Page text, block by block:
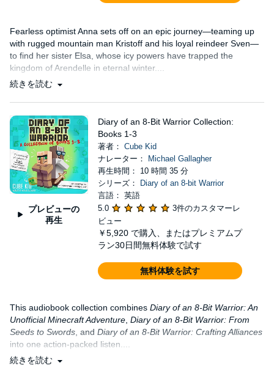
Fearless optimist Anna sets off on an epic journey—teaming up
with rugged mountain man Kristoff and his loyal reindeer Sven—
to find her sister Elsa, whose icy powers have trapped the
kingdom of Arendelle in eternal winter....
続きを読む
プレビューの
再生
Diary of an 8-Bit Warrior Collection:
Books 1-3
著者： Cube Kid
ナレーター：
Michael Gallagher
再生時間： 10 時間 35 分
シリーズ：
Diary of an 8-bit Warrior
言語： 英語
5.0
3件のカスタマーレ
ビュー
￥5,920 で購入、またはプレミアムプ
ラン30日間無料体験で試す
無料体験を試す
This audiobook collection combines Diary of an 8-Bit Warrior: An
Unofficial Minecraft Adventure Diary of an 8-Bit Warrior: From
Seeds to Swords , and Diary of an 8-Bit Warrior: Crafting Alliances
into one action-packed listen....
続きを読む